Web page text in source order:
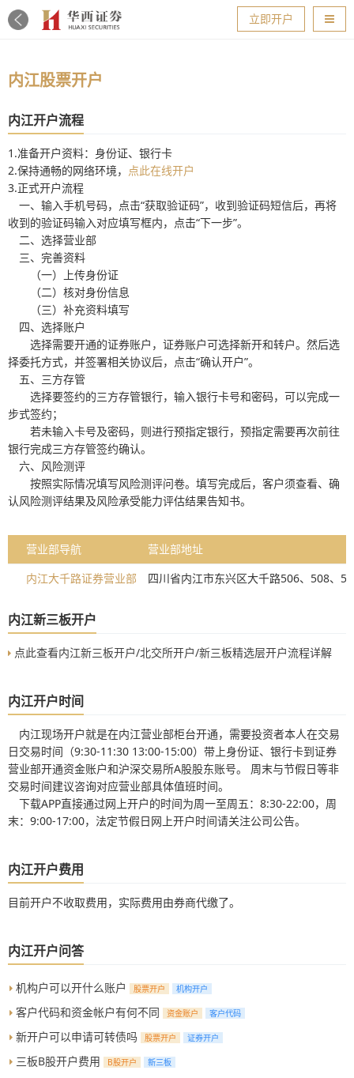
导航
立即开户
内江股票开户
内江开户流程
1.准备开户资料：身份证、银行卡
2.保持通畅的网络环境， 点此在线开户
3.正式开户流程
一、输入手机号码，点击“获取验证码”，收到验证码短信后，再将
收到的验证码输入对应填写框内，点击“下一步”。
二、选择营业部
三、完善资料
（一）上传身份证
（二）核对身份信息
（三）补充资料填写
四、选择账户
选择需要开通的证券账户，证券账户可选择新开和转户。然后选
择委托方式，并签署相关协议后，点击“确认开户”。
五、三方存管
选择要签约的三方存管银行，输入银行卡号和密码，可以完成一
步式签约；
若未输入卡号及密码，则进行预指定银行，预指定需要再次前往
银行完成三方存管签约确认。
六、风险测评
按照实际情况填写风险测评问卷。填写完成后，客户须查看、确
认风险测评结果及风险承受能力评估结果告知书。
营业部导航
营业部地址
内江大千路证券营业部
四川省内江市东兴区大千路506、508、
内江新三板开户
点此查看内江新三板开户/北交所开户/新三板精选层开户流程详解
内江开户时间
内江现场开户就是在内江营业部柜台开通，需要投资者本人在交易
日交易时间（9:30-11:30 13:00-15:00）带上身份证、银行卡到证券
营业部开通资金账户和沪深交易所A股股东账号。 周末与节假日等非
交易时间建议咨询对应营业部具体值班时间。
下载APP直接通过网上开户的时间为周一至周五：8:30-22:00，周
末：9:00-17:00，法定节假日网上开户时间请关注公司公告。
内江开户费用
目前开户不收取费用，实际费用由券商代缴了。
内江开户问答
机构户可以开什么账户 股票开户 机构开户
客户代码和资金帐户有何不同 资金账户 客户代码
新开户可以申请可转债吗 股票开户 证券开户
三板B股开户费用 B股开户 新三板